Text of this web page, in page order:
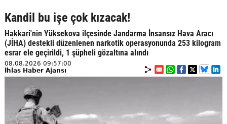
Kandil bu işe çok kızacak!
Hakkari'nin Yüksekova ilçesinde Jandarma İnsansız Hava Aracı
(JİHA) destekli düzenlenen narkotik operasyonunda 253 kilogram
esrar ele geçirildi, 1 şüpheli gözaltına alındı
08.08.2026 09:57:00
İhlas Haber Ajansı